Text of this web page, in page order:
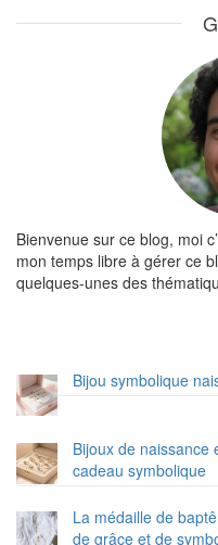
Bienvenue sur ce blog, moi
mon temps libre à gérer ce
quelques-unes des
Bijou symbolique
Bijoux de naissance
cadeau symbolique
La médaille de
de grâce et de